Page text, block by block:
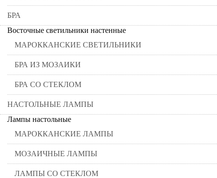
БРА
Восточные светильники настенные
МАРОККАНСКИЕ СВЕТИЛЬНИКИ
БРА ИЗ МОЗАИКИ
БРА СО СТЕКЛОМ
НАСТОЛЬНЫЕ ЛАМПЫ
Лампы настольные
МАРОККАНСКИЕ ЛАМПЫ
МОЗАИЧНЫЕ ЛАМПЫ
ЛАМПЫ СО СТЕКЛОМ